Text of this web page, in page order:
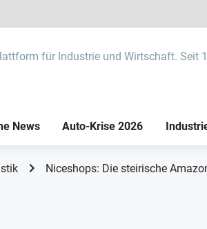
für Industrie und Wirtschaft. Seit
News Auto-Krise 2026
Niceshops: Die steirische